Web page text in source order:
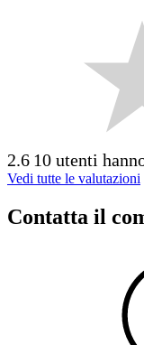
2.6 10 utenti
Vedi tutte le valutazioni
Contatta il